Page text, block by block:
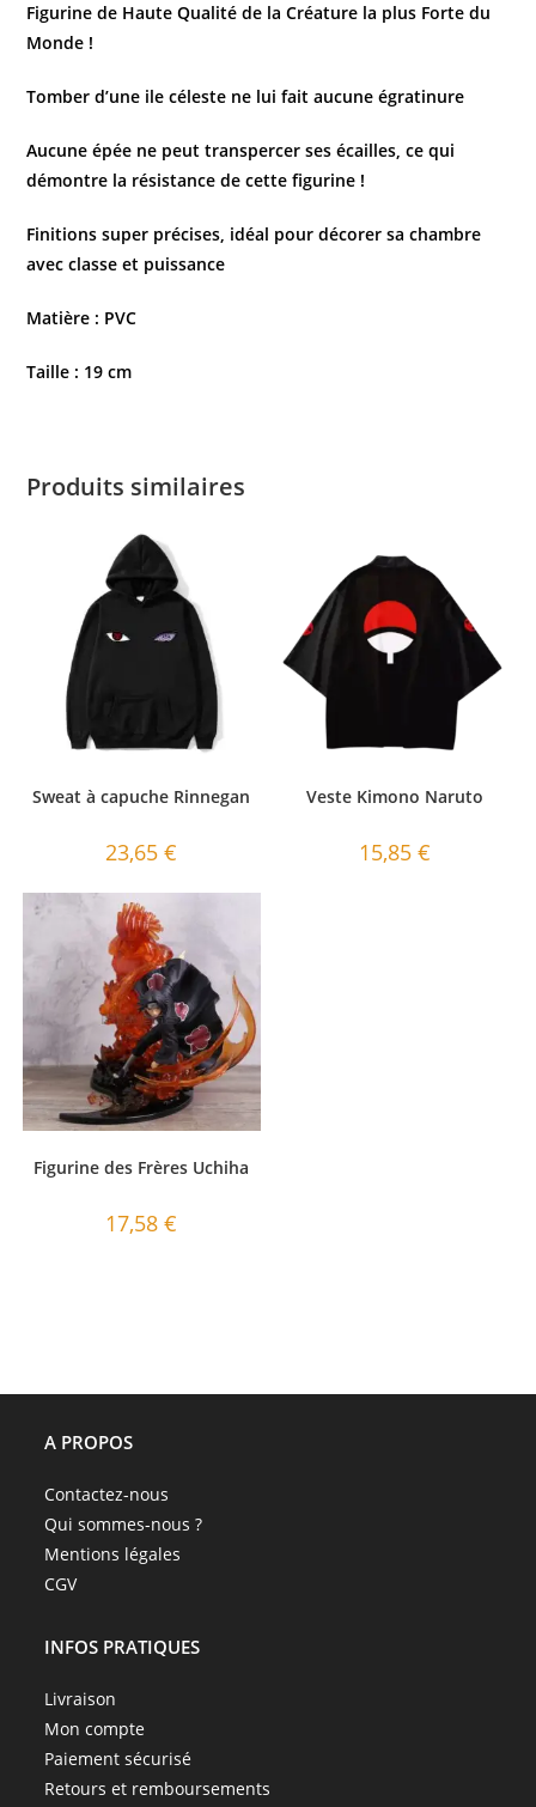
Figurine de Haute Qualité de la Créature la plus Forte du
Monde !
Tomber d’une ile céleste ne lui fait aucune égratinure
Aucune épée ne peut transpercer ses écailles, ce qui
démontre la résistance de cette figurine !
Finitions super précises, idéal pour décorer sa chambre
avec classe et puissance
Matière : PVC
Taille : 19 cm
Produits similaires
Sweat à capuche Rinnegan
23,65€
Veste Kimono Naruto
15,85 €
Figurine des Frères Uchiha
17,58€
A PROPOS
Contactez-nous
Qui sommes-nous ?
Mentions légales
CGV
INFOS PRATIQUES
Livraison
Mon compte
Paiement sécurisé
Retours et remboursements